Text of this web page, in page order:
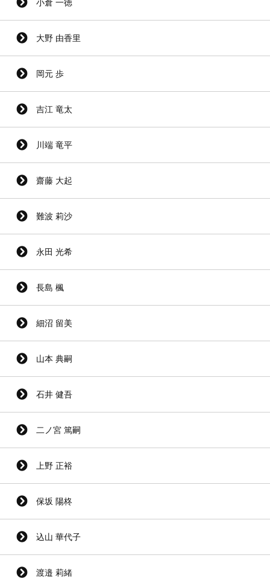
小倉 一徳
大野 由香里
岡元 歩
吉江 竜太
川端 竜平
齋藤 大起
難波 莉沙
永田 光希
長島 楓
細沼 留美
山本 典嗣
石井 健吾
二ノ宮 篤嗣
上野 正裕
保坂 陽柊
込山 華代子
渡邉 莉緒